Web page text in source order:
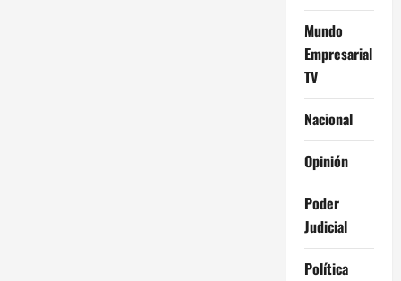
Mundo
Empresarial
TV
Nacional
Opinión
Poder
Judicial
Política